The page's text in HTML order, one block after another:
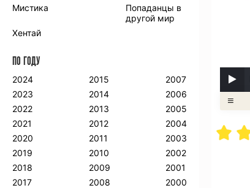
Мистика
Попаданцы в
другой мир
Хентай
ПО ГОДУ
2024
2023
2022
2021
2020
2019
2018
2017
2015
2014
2013
2012
2011
2010
2009
2008
2007
2006
2005
2004
2003
2002
2001
2000